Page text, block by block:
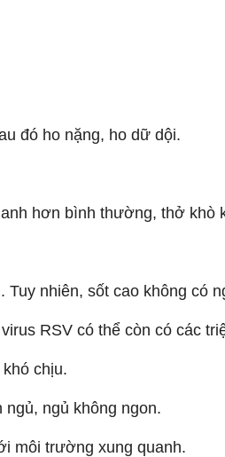
đó ho nặng, ho dữ dội.
hơn bình thường, thở khò
Tuy nhiên, sốt cao không có
RSV có thể còn có các
chịu.
ngủ không ngon.
môi trường xung quanh.